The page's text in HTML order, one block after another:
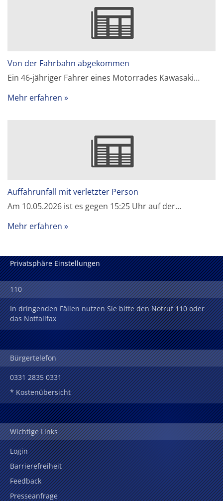
Von der Fahrbahn abgekommen
Ein 46-jähriger Fahrer eines Motorrades Kawasaki…
Mehr erfahren
Auffahrunfall mit verletzter Person
Am 10.05.2026 ist es gegen 15:25 Uhr auf der…
Mehr erfahren
Privatsphäre Einstellungen
110
In dringenden Fällen nutzen Sie bitte den Notruf 110 oder
das Notfallfax
Bürgertelefon
0331 2835 0331
* Kostenübersicht
Wichtige Links
Login
Barrierefreiheit
Feedback
Presseanfrage